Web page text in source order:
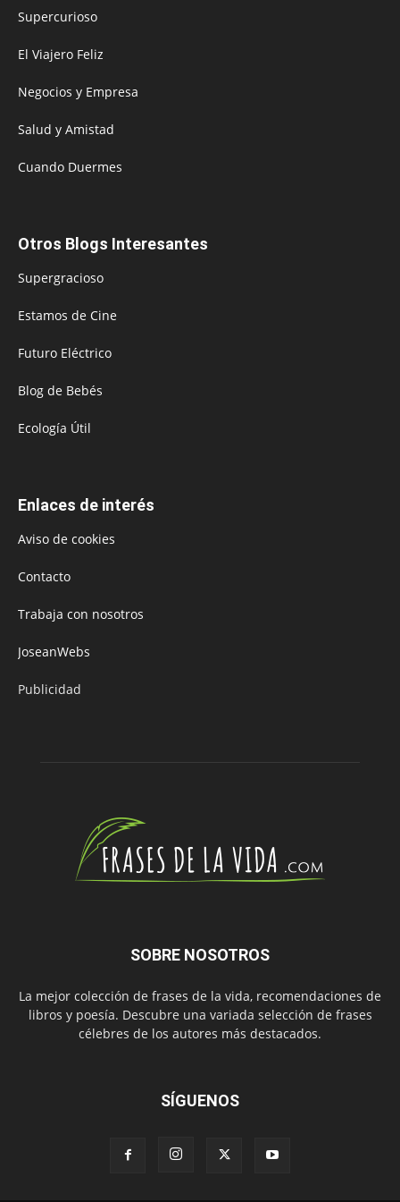
Supercurioso
El Viajero Feliz
Negocios y Empresa
Salud y Amistad
Cuando Duermes
Otros Blogs Interesantes
Supergracioso
Estamos de Cine
Futuro Eléctrico
Blog de Bebés
Ecología Útil
Enlaces de interés
Aviso de cookies
Contacto
Trabaja con nosotros
JoseanWebs
Publicidad
SOBRE NOSOTROS
La mejor colección de frases de la vida, recomendaciones de
libros y poesía. Descubre una variada selección de frases
célebres de los autores más destacados.
SÍGUENOS